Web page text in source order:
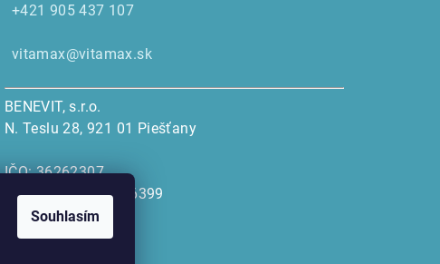
Souhlasím
+421 905 437 107
vitamax@vitamax.sk
BENEVIT, s.r.o.
N. Teslu 28, 921 01 Piešťany
IČO: 36262307
IČ DPH: SK2021836399